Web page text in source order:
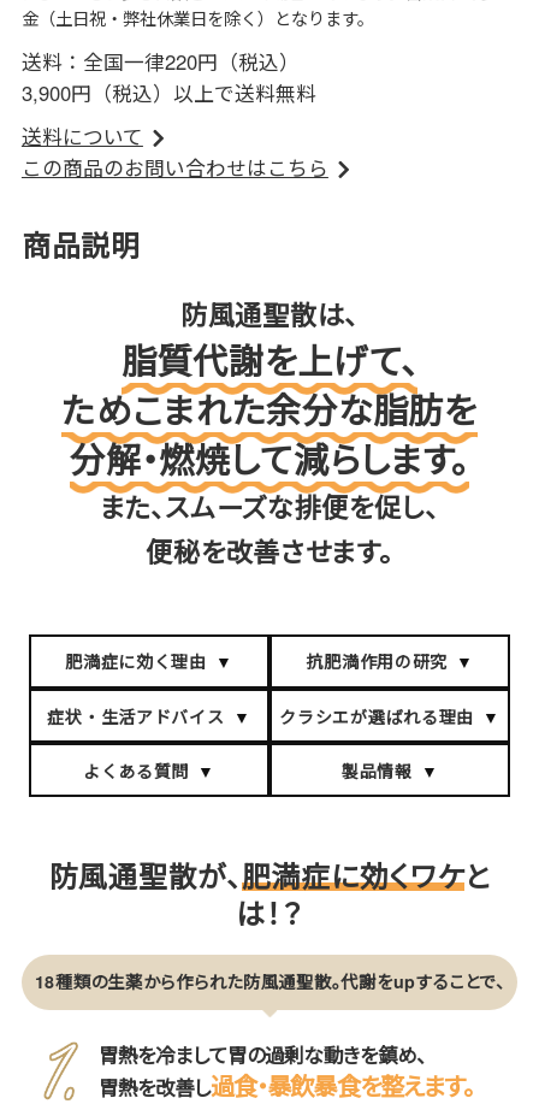
金（土日祝・弊社休業日を除く）となります。
送料：全国一律220円（税込）
3,900円（税込）以上で送料無料
送料について
この商品のお問い合わせはこちら
商品説明
防風通聖散は、
脂質代謝を上げて、
ためこまれた余分な脂肪を
分解・燃焼して減らします。
また、スムーズな排便を促し、
便秘を改善させます。
肥満症に効く理由 抗肥満作用の研究
症状・生活アドバイス クラシエが選ばれる理由
よくある質問 製品情報
防風通聖散が、肥満症に効くワケと
は！？
18種類の生薬から作られた防風通聖散。代謝をupすることで、
胃熱を冷まして胃の過剰な動きを鎮め、
胃熱を改善し過食・暴飲暴食を整えます。